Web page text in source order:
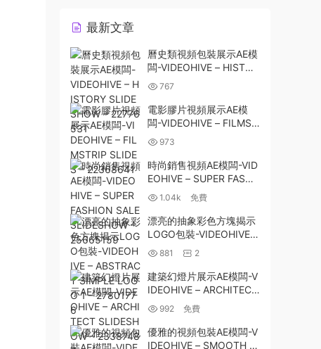
最新文章
曆史類視頻包裝展示AE模
闆-VIDEOHIVE – HISTOR
Y SLIDESHOW – 227765
31
767
電影膠片視頻展示AE模
闆-VIDEOHIVE – FILMST
RIP SLIDES – 22368641
973
時尚銷售視頻AE模闆-VID
EOHIVE – SUPER FASHI
ON SALE SLIDESHOW –
25665159
1.04k 免費
漂亮的抽象彩色方塊揭示
LOGO包裝-VIDEOHIVE –
ABSTRACT SIMPLE LOG
O 1 – 27801776
881 2
建築幻燈片展示AE模闆-V
IDEOHIVE – ARCHITECT
SLIDESHOW – 2338748
7
992 免費
優雅的視頻包裝AE模闆-V
IDEOHIVE – SMOOTH E